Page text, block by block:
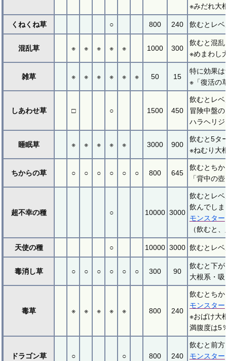
※みだれ大
くねくね草 ○ 800 240 飲むとレベ
混乱草 ※ ※ ※ ※ ※ 1000 300
飲むと混乱
※めまわし
雑草 ※ ※ ※ ※ ※ ※ 50 15
特に効果は
※「復活の
しあわせ草 □ ○ 1500 450
飲むとレベ
冒険中盤
ハラヘリジ
睡眠草 ※ ※ ※ ※ ※ 3000 900
飲むと5タ
※ねむり大
ちからの草 ○ ○ ○ ○ ○ ○ 800 645
飲むとちか
「背中の
超不幸の種 ○ 10000 3000
飲むとレベ
飲んでしま
モンスター
（飲むと
天使の種 ○ 10000 3000 飲むとレベ
毒消し草 ○ ○ ○ ○ ○ ○ 300 90
飲むと下が
大根系・吸
毒草 ※ ※ ※ ※ ※ 800 240
飲むとちか
モンスター
※おばけ大
満腹度は5
ドラゴン草 ○ ○ 800 240
飲むと前
モンスター